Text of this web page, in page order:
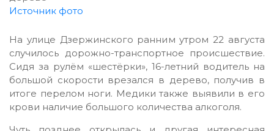
Источник фото
На улице Дзержинского ранним утром 22 августа
случилось дорожно-транспортное происшествие.
Сидя за рулём «шестёрки», 16-летний водитель на
большой скорости врезался в дерево, получив в
итоге перелом ноги. Медики также выявили в его
крови наличие большого количества алкоголя.